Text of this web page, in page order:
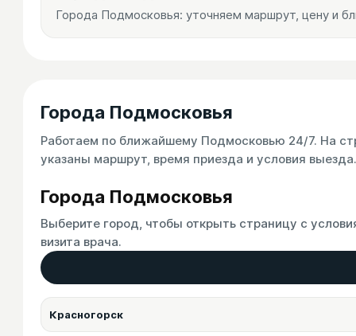
Города Подмосковья: уточняем маршрут, цену и
Города Подмосковья
Работаем по ближайшему Подмосковью 24/7. На
указаны маршрут, время приезда и условия выезда.
Города Подмосковья
Выберите город, чтобы открыть страницу с
визита врача.
Красногорск